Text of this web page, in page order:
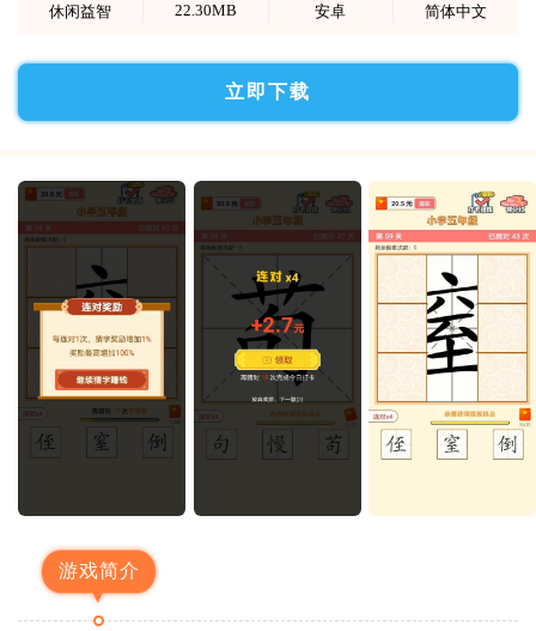
休闲益智
22.30MB
安卓
简体中文
立即下载
游戏简介